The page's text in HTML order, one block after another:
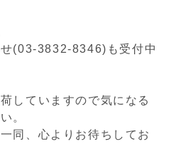
(03-3832-8346)も受付中
していますので気になる
。
同、心よりお待ちしてお